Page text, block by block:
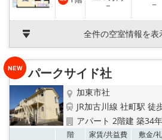
－ －
全件の空室情報を表
パークサイド社
加東市社
JR加古川線 社町駅 徒
アパート 2階建 築34年
階 家賃/共益費 敷金/